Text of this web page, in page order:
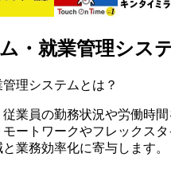
・就業管理シス
理システム とは？
業員の勤務状況や労働時
ートワークやフレックス
業務効率化に寄与します。